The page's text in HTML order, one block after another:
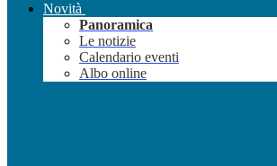
Novità
Panoramica
Le notizie
Calendario eventi
Albo online